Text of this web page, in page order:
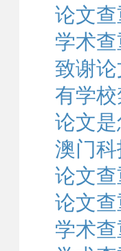
论文
学术
致谢
有学
论文
澳门
论文
论文
学术